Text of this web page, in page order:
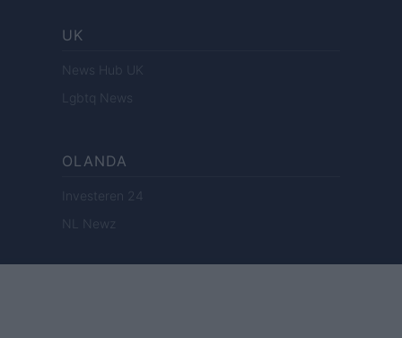
UK
News Hub UK
Lgbtq News
OLANDA
Investeren 24
NL Newz